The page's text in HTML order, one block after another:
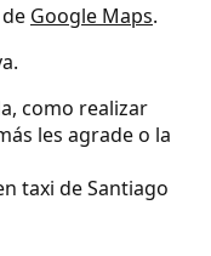
Google Maps.
como realizar
les agrade o la
taxi de Santiago